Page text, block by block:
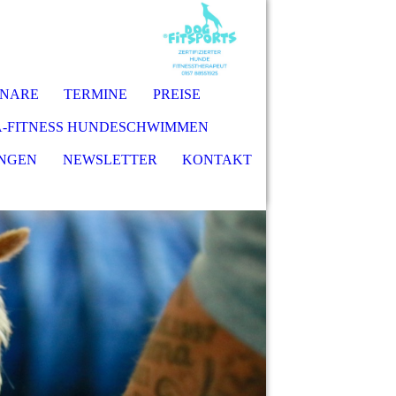
TERMINE PREISE
FITNESS HUNDESCHWIMMEN
NEWSLETTER KONTAKT